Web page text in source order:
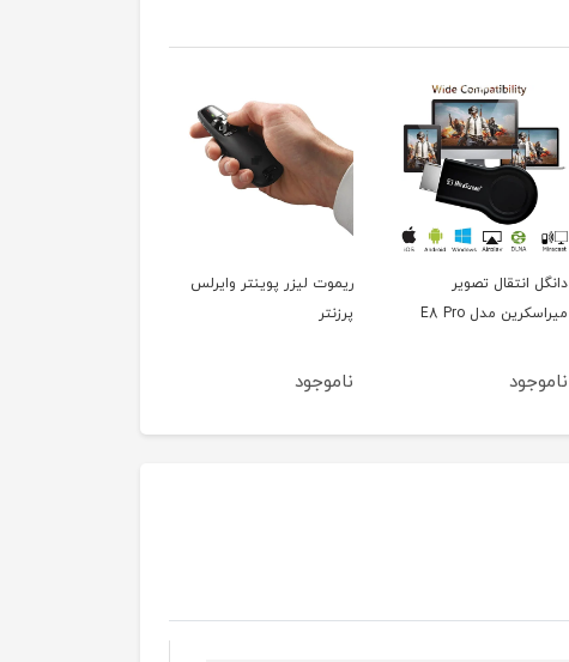
ریموت لیزر پوینتر وایرلس
پرزنتر
ناموجود
کیبورد و ماوس جکوآنگ
ناموجود